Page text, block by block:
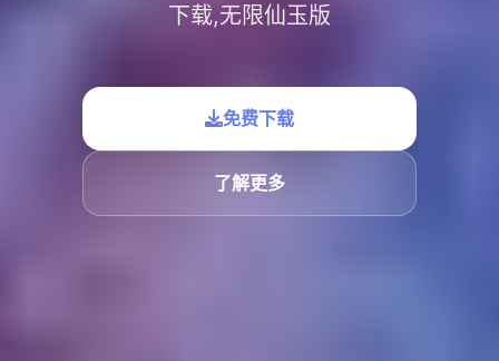
下载,无限仙玉版
免费下载
了解更多